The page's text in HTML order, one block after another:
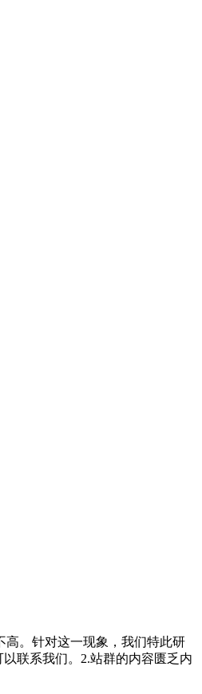
高。针对这一现象，我们特此研
联系我们。2.站群的内容匮乏内